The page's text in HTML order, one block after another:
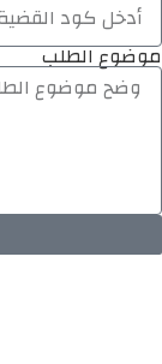
موضوع الطلب